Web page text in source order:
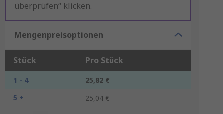
überprüfen“ klicken.
Mengenpreisoptionen
Stück Pro Stück
1 - 4
25,82 €
5 +
25,04 €